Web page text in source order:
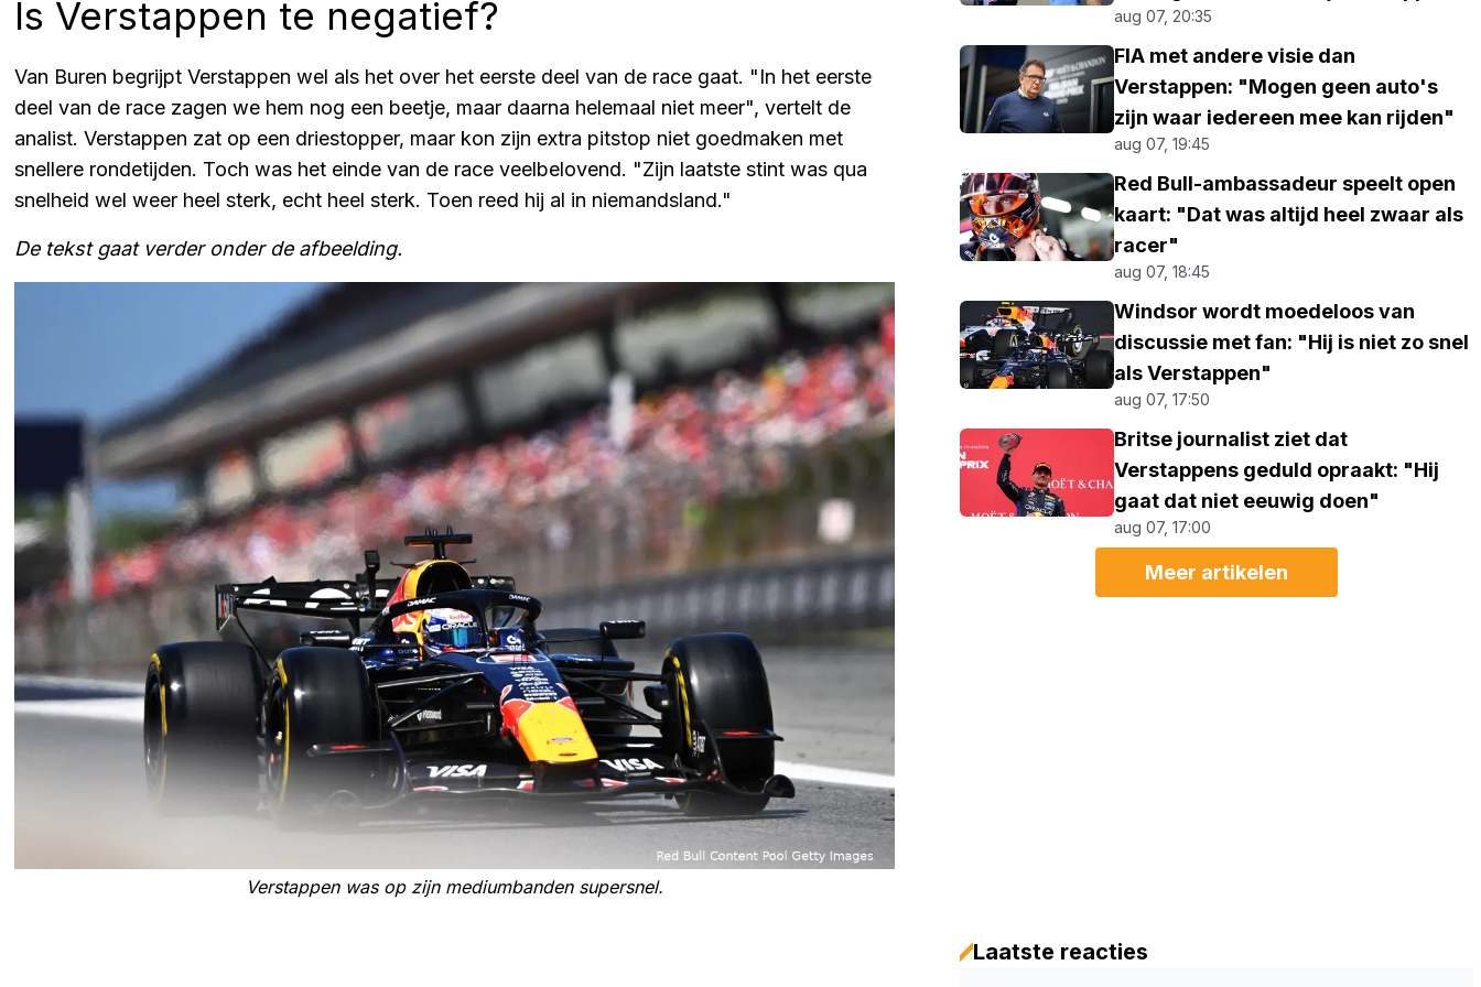
Is Verstappen te negatief?
Van Buren begrijpt Verstappen wel als het over het eerste deel van de race gaat. "In het eerste
deel van de race zagen we hem nog een beetje, maar daarna helemaal niet meer", vertelt de
analist. Verstappen zat op een driestopper, maar kon zijn extra pitstop niet goedmaken met
snellere rondetijden. Toch was het einde van de race veelbelovend. "Zijn laatste stint was qua
snelheid wel weer heel sterk, echt heel sterk. Toen reed hij al in niemandsland."
De tekst gaat verder onder de afbeelding.
Verstappen was op zijn mediumbanden supersnel.
aug 07, 20:35
FIA met andere visie dan
Verstappen: "Mogen geen auto's
zijn waar iedereen mee kan rijden"
aug 07, 19:45
Red Bull-ambassadeur speelt open
kaart: "Dat was altijd heel zwaar als
racer"
aug 07, 18:45
Windsor wordt moedeloos van
discussie met fan: "Hij is niet zo snel
als Verstappen"
aug 07, 17:50
Britse journalist ziet dat
Verstappens geduld opraakt: "Hij
gaat dat niet eeuwig doen"
aug 07, 17:00
Meer artikelen
Laatste reacties